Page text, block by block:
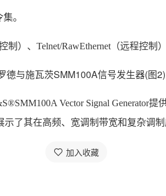
。
制）、Telnet/RawEthernet（远程控制
Vector Signal Generator
了其在高频、宽调制带宽和复杂调制
加入收藏